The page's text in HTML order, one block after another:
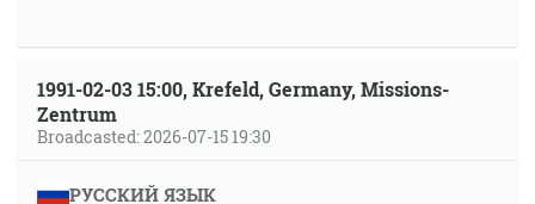
1991-02-03 15:00, Krefeld, Germany, Missions-
Zentrum
Broadcasted: 2026-07-15 19:30
РУССКИЙ ЯЗЫК